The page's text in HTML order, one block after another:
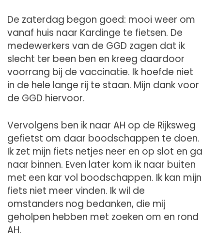
De zaterdag begon goed: mooi weer om
vanaf huis naar Kardinge te fietsen. De
medewerkers van de GGD zagen dat ik
slecht ter been ben en kreeg daardoor
voorrang bij de vaccinatie. Ik hoefde niet
in de hele lange rij te staan. Mijn dank voor
de GGD hiervoor.
Vervolgens ben ik naar AH op de Rijksweg
gefietst om daar boodschappen te doen.
Ik zet mijn fiets netjes neer en op slot en ga
naar binnen. Even later kom ik naar buiten
met een kar vol boodschappen. Ik kan mijn
fiets niet meer vinden. Ik wil de
omstanders nog bedanken, die mij
geholpen hebben met zoeken om en rond
AH.